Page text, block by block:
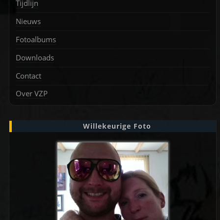
Tijdlijn
Nieuws
Fotoalbums
Downloads
Contact
Over VZP
Willekeurige Foto